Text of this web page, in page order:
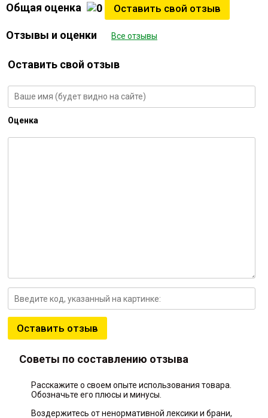
Общая оценка Оставить свой отзыв
Отзывы и оценки Все отзывы
Оставить свой отзыв
Оценка
Оставить отзыв
Советы по составлению отзыва
Расскажите о своем опыте использования товара.
Обозначьте его плюсы и минусы.
Воздержитесь от ненормативной лексики и брани,